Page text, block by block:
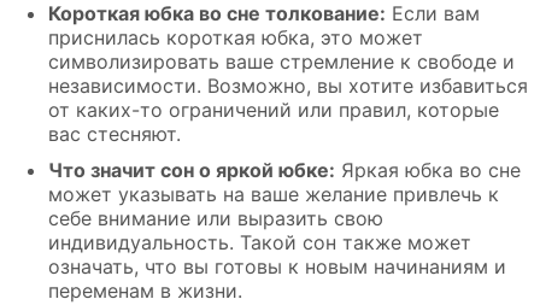
Короткая юбка во сне толкование: Если вам
приснилась короткая юбка, это может
символизировать ваше стремление к свободе и
независимости. Возможно, вы хотите избавиться
от каких-то ограничений или правил, которые
вас стесняют.
Что значит сон о яркой юбке: Яркая юбка во сне
может указывать на ваше желание привлечь к
себе внимание или выразить свою
индивидуальность. Такой сон также может
означать, что вы готовы к новым начинаниям и
переменам в жизни.